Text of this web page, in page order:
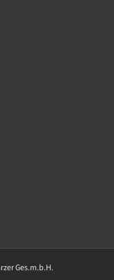
Ges.m.b.H.